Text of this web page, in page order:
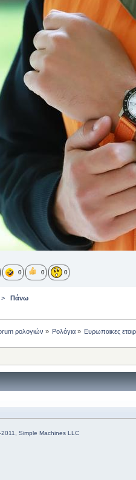
0 0 0
> Πάνω
ρολογιών » Ρολόγια » Ευρωπαικες
Simple Machines LLC